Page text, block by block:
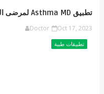
تطبيق Asthma MD لمرضى الربو لتتبع أعراضهم
Doctor Oct 17, 2023
تطبيقات طبية